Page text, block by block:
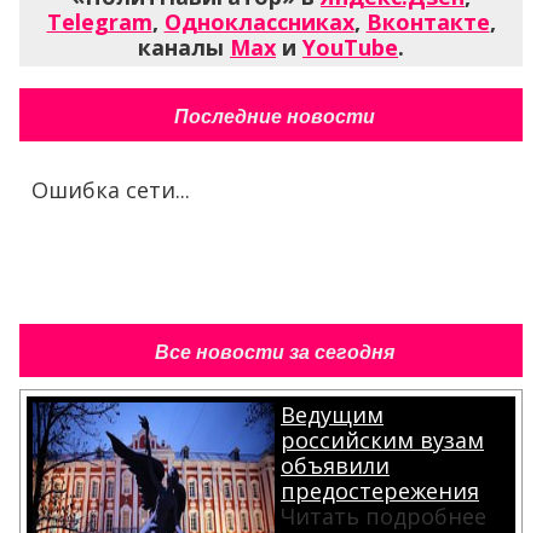
Telegram, Одноклассниках, Вконтакте,
каналы Max и YouTube.
Последние новости
Ошибка сети...
Все новости за сегодня
Ведущим
российским вузам
объявили
предостережения
Читать подробнее